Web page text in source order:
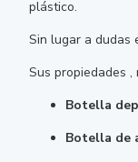
plástico.
Sin lugar a dudas
Sus propiedades
Botella
Botella de